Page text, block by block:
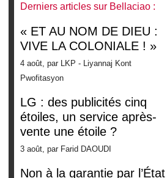
Derniers articles sur Bellaciao :
« ET AU NOM DE DIEU :
VIVE LA COLONIALE ! »
4 août, par LKP - Liyannaj Kont
Pwofitasyon
LG : des publicités cinq
étoiles, un service après-
vente une étoile ?
3 août, par Farid DAOUDI
Non à la garantie par l’État